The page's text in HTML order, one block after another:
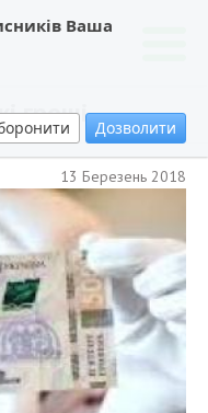
Ваша
Дозволити
гроші
13 Березень 2018